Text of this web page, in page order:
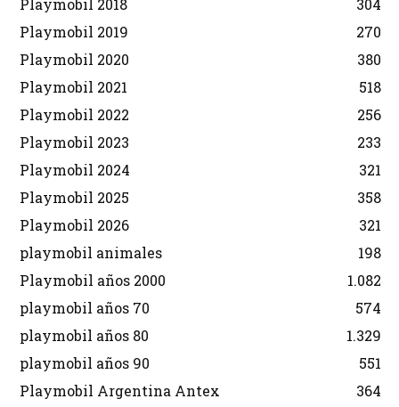
Playmobil 2018
304
Playmobil 2019
270
Playmobil 2020
380
Playmobil 2021
518
Playmobil 2022
256
Playmobil 2023
233
Playmobil 2024
321
Playmobil 2025
358
Playmobil 2026
321
playmobil animales
198
Playmobil años 2000
1.082
playmobil años 70
574
playmobil años 80
1.329
playmobil años 90
551
Playmobil Argentina Antex
364